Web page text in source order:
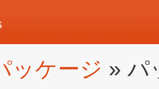
ッケージ » パ